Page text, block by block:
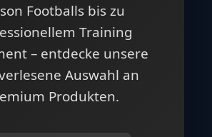
Footballs bis zu
Training
– entdecke unsere
Auswahl an
Produkten.